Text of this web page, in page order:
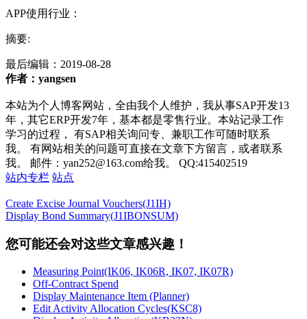
APP使用行业：
摘要:
最后编辑： 2019-08-28
作者：yangsen
本站为个人博客网站，全由我个人维护，我从事SAP开发13
年，其它ERP开发7年，基本都是零售行业。本站记录工作
学习的过程， 有SAP相关询问专、兼职工作可随时联系
我。 有网站相关的问题可直接在文章下方留言，或者联系
我。 邮件：yan252@163.com给我。 QQ:415402519
站内专栏 站点
Create Excise Journal Vouchers(J1IH)
Display Bond Summary(J1IBONSUM)
您可能还会对这些文章感兴趣！
Measuring Point(IK06, IK06R, IK07, IK07R)
Off-Contract Spend
Display Maintenance Item (Planner)
Edit Activity Allocation Cycles(KSC8)